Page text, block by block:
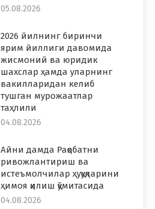
05.08.2026
2026 йилнинг биринчи
ярим йиллиги давомида
жисмоний ва юридик
шахслар ҳамда уларнинг
вакилларидан келиб
тушган мурожаатлар
таҳлили
04.08.2026
Айни дамда Рақобатни
ривожлантириш ва
истеъмолчилар ҳуқуқларини
ҳимоя қилиш қўмитасида
04.08.2026